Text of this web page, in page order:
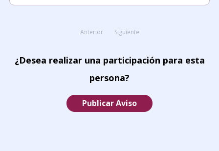
Anterior Siguiente
¿Desea realizar una participación para esta
persona?
Publicar Aviso